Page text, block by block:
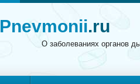
Pnevmonii.ru
О заболеваниях органов